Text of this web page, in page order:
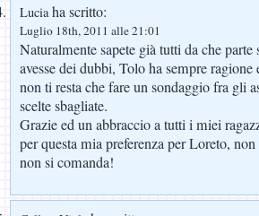
Luciaha scritto:
Luglio 18th, 2011 alle 21:01
Naturalmente sapete già tutti da che
avesse dei dubbi, Tolo ha sempre
non ti resta che fare un sondaggio fra gli
scelte sbagliate.
Grazie ed un abbraccio a tutti i miei
per questa mia preferenza per Loreto,
non si comanda!